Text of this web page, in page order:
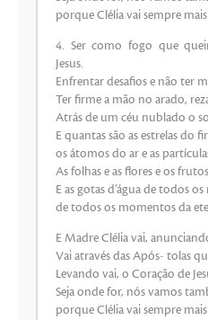
porque Clélia vai sempre
4. Ser como fogo que
Jesus.
Enfrentar desafios e não ter
Ter firme a mão no arado,
Atrás de um céu nublado o
E quantas são as estrelas do
os átomos do ar e as
As folhas e as flores e os
E as gotas d’água de todos
de todos os momentos da
E Madre Clélia vai,
Vai através das Após- tolas
Levando vai, o Coração de
Seja onde for, nós vamos
porque Clélia vai sempre